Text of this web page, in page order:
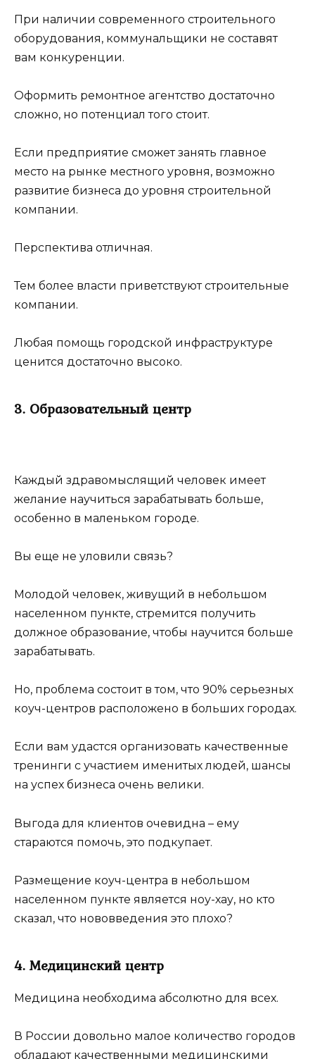
При наличии современного строительного
оборудования, коммунальщики не составят
вам конкуренции.
Оформить ремонтное агентство достаточно
сложно, но потенциал того стоит.
Если предприятие сможет занять главное
место на рынке местного уровня, возможно
развитие бизнеса до уровня строительной
компании.
Перспектива отличная.
Тем более власти приветствуют строительные
компании.
Любая помощь городской инфраструктуре
ценится достаточно высоко.
3. Образовательный центр
Каждый здравомыслящий человек имеет
желание научиться зарабатывать больше,
особенно в маленьком городе.
Вы еще не уловили связь?
Молодой человек, живущий в небольшом
населенном пункте, стремится получить
должное образование, чтобы научится больше
зарабатывать.
Но, проблема состоит в том, что 90% серьезных
коуч-центров расположено в больших городах.
Если вам удастся организовать качественные
тренинги с участием именитых людей, шансы
на успех бизнеса очень велики.
Выгода для клиентов очевидна – ему
стараются помочь, это подкупает.
Размещение коуч-центра в небольшом
населенном пункте является ноу-хау, но кто
сказал, что нововведения это плохо?
4. Медицинский центр
Медицина необходима абсолютно для всех.
В России довольно малое количество городов
обладают качественными медицинскими